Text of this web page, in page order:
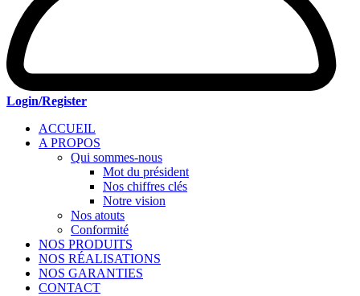
Login/Register
ACCUEIL
A PROPOS
Qui sommes-nous
Mot du président
Nos chiffres clés
Notre vision
Nos atouts
Conformité
NOS PRODUITS
NOS RÉALISATIONS
NOS GARANTIES
CONTACT